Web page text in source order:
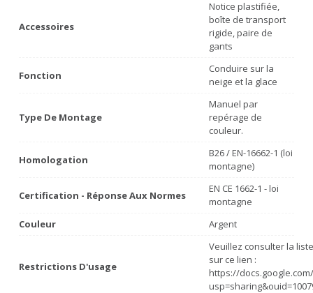
Accessoires
Notice plastifiée,
boîte de transport
rigide, paire de
gants
Fonction
Conduire sur la
neige et la glace
Type De Montage
Manuel par
repérage de
couleur.
Homologation
B26 / EN-16662-1 (loi
montagne)
Certification - Réponse Aux Normes
EN CE 1662-1 - loi
montagne
Couleur
Argent
Restrictions D'usage
Veuillez consulter la
sur ce lien :
https://